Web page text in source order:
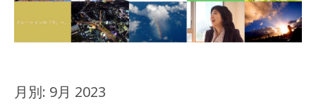
月別: 9月 2023